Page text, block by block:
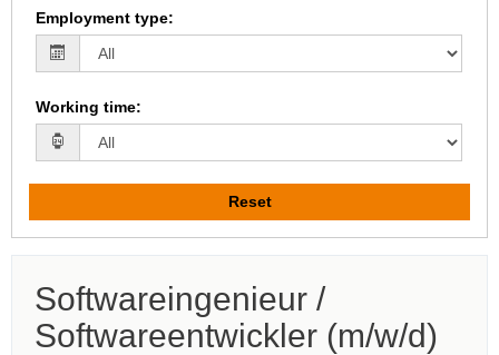
Employment type:
Working time:
Reset
Softwareingenieur /
Softwareentwickler (m/w/d)